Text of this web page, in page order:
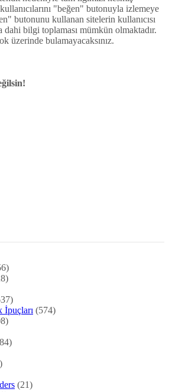
"beğen" butonuyla izlemeye
butonunu kullanan sitelerin kullanıcısı
dahi bilgi toplaması mümkün olmaktadır.
üzerinde bulamayacaksınız.
(574)
(21)